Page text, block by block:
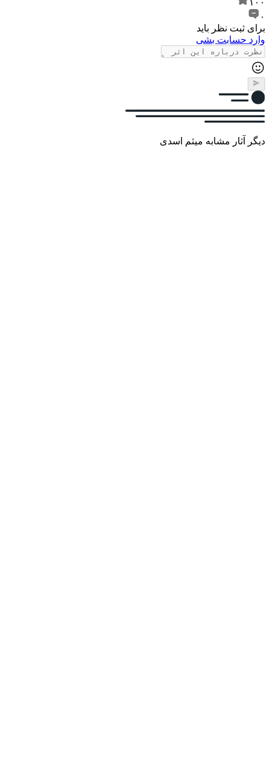
۱۰۰
۰
برای ثبت نظر باید
وارد حسابت بشی
دیگر آثار مشابه میثم اسدی